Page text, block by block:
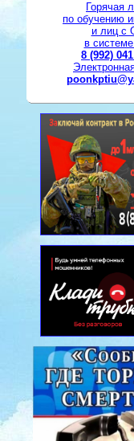
Горячая
по обучению
и лиц с
в
8 (992)